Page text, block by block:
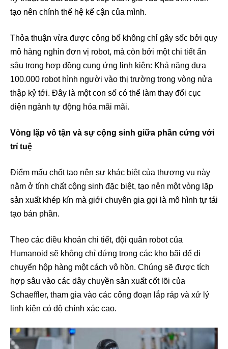
tạo nên chính thế hệ kế cận của mình.
Thỏa thuận vừa được công bố không chỉ gây sốc bởi quy
mô hàng nghìn đơn vị robot, mà còn bởi một chi tiết ẩn
sâu trong hợp đồng cung ứng linh kiện: Khả năng đưa
100.000 robot hình người vào thị trường trong vòng nửa
thập kỷ tới. Đây là một con số có thể làm thay đổi cục
diện ngành tự động hóa mãi mãi.
Vòng lặp vô tận và sự cộng sinh giữa phần cứng với
trí tuệ
Điểm mấu chốt tạo nên sự khác biệt của thương vụ này
nằm ở tính chất cộng sinh đặc biệt, tạo nên một vòng lặp
sản xuất khép kín mà giới chuyên gia gọi là mô hình tự tái
tạo bán phần.
Theo các điều khoản chi tiết, đội quân robot của
Humanoid sẽ không chỉ đứng trong các kho bãi để di
chuyển hộp hàng một cách vô hồn. Chúng sẽ được tích
hợp sâu vào các dây chuyền sản xuất cốt lõi của
Schaeffler, tham gia vào các công đoạn lắp ráp và xử lý
linh kiện có độ chính xác cao.